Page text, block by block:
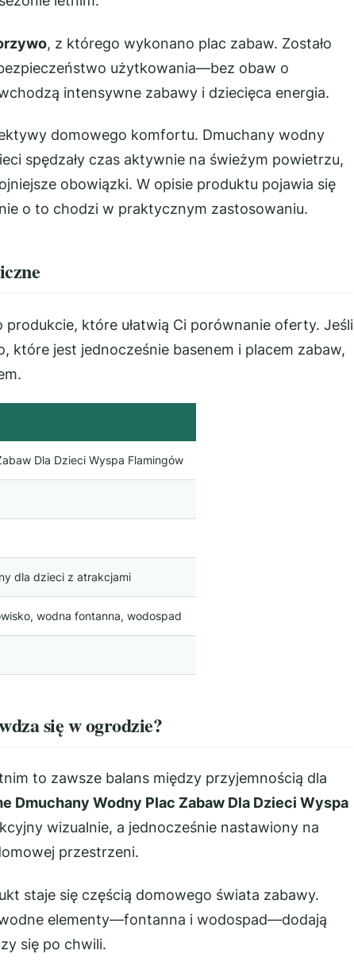
, z którego wykonano plac zabaw. Zostało
użytkowania—bez obaw o
intensywne zabawy i dziecięca energia.
domowego komfortu. Dmuchany wodny
spędzały czas aktywnie na świeżym powietrzu,
obowiązki. W opisie produktu pojawia się
o to chodzi w praktycznym zastosowaniu.
które ułatwią Ci porównanie oferty. Jeśli
które jest jednocześnie basenem i placem zabaw,
Dla Dzieci Wyspa Flamingów
dla dzieci z atrakcjami
wodna fontanna, wodospad
się w ogrodzie?
to zawsze balans między przyjemnością dla
Dmuchany Wodny Plac Zabaw Dla Dzieci Wyspa
wizualnie, a jednocześnie nastawiony na
przestrzeni.
staje się częścią domowego świata zabawy.
elementy—fontanna i wodospad—dodają
się po chwili.